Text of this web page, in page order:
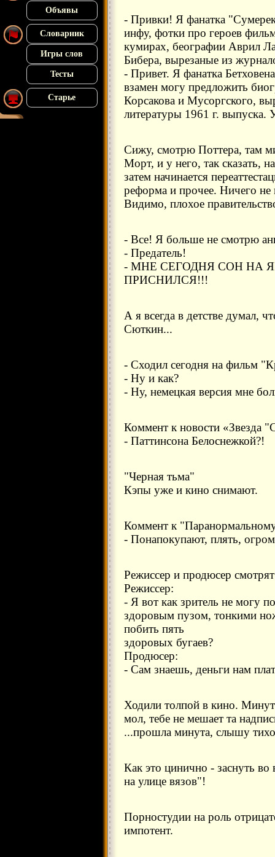
Объявы
Словарник
Игры слов
Тесты
Старье
- Привки! Я фанатка
инфу, фотки про героев
кумирах, беографии Аврил
Бибера, вырезаные из
- Привет. Я фанатка
взамен могу предложить
Корсакова и Мусоргского,
литературы 1961 г. выпуска.
Сижу, смотрю Поттера, там
Морт, и у него, так сказать,
затем начинается
реформа и прочее. Ничего не
Видимо, плохое
- Все! Я больше не смотрю
- Предатель!
- МНЕ СЕГОДНЯ СОН НА
ПРИСНИЛСЯ!!!
А я всегда в детстве думал,
Сюткин...
- Сходил сегодня на фильм
- Ну и как?
- Ну, немецкая версия мне
Коммент к новости «Звезда
- Паттинсона Белоснежкой?!
"Черная тьма"
Кэпы уже и кино снимают.
Коммент к
- Понапокупают, плять,
Режиссер и продюсер
Режиссер:
- Я вот как зритель не могу
здоровым пузом, тонкими
побить пять
здоровых бугаев?
Продюсер:
- Сам знаешь, деньги нам
Ходили толпой в кино.
мол, тебе не мешает та
...прошла минута, слышу
Как это цинично - заснуть
на улице вязов"!
Порностудии на роль
импотент.